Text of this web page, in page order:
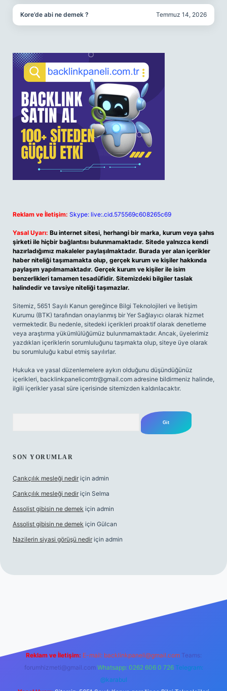
Kore’de abi ne demek ? Temmuz 14, 2026
Reklam ve İletişim: Skype: live:.cid.575569c608265c69
Yasal Uyarı: Bu internet sitesi, herhangi bir marka, kurum veya şahıs
şirketi ile hiçbir bağlantısı bulunmamaktadır. Sitede yalnızca kendi
hazırladığımız makaleler paylaşılmaktadır. Burada yer alan içerikler
haber niteliği taşımamakta olup, gerçek kurum ve kişiler hakkında
paylaşım yapılmamaktadır. Gerçek kurum ve kişiler ile isim
benzerlikleri tamamen tesadüfidir. Sitemizdeki bilgiler taslak
halindedir ve tavsiye niteliği taşımazlar.
Sitemiz, 5651 Sayılı Kanun gereğince Bilgi Teknolojileri ve İletişim
Kurumu (BTK) tarafından onaylanmış bir Yer Sağlayıcı olarak hizmet
vermektedir. Bu nedenle, sitedeki içerikleri proaktif olarak denetleme
veya araştırma yükümlülüğümüz bulunmamaktadır. Ancak, üyelerimiz
yazdıkları içeriklerin sorumluluğunu taşımakta olup, siteye üye olarak
bu sorumluluğu kabul etmiş sayılırlar.
Hukuka ve yasal düzenlemelere aykırı olduğunu düşündüğünüz
içerikleri, backlinkpanelicomtr@gmail.com adresine bildirmeniz halinde,
ilgili içerikler yasal süre içerisinde sitemizden kaldırılacaktır.
SON YORUMLAR
Çarıkçılık mesleği nedir için admin
Çarıkçılık mesleği nedir için Selma
Assolist gibisin ne demek için admin
Assolist gibisin ne demek için Gülcan
Nazilerin siyasi görüşü nedir için admin
Reklam ve İletişim: E-mail: backlinkpaneli@gmail.com Teams:
forumhizmeti@gmail.com Whatsapp: 0262 606 0 726 Telegram:
@karabul